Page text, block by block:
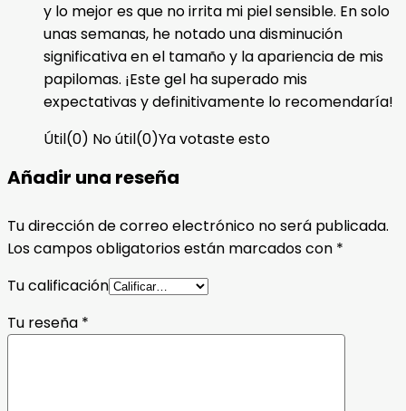
y lo mejor es que no irrita mi piel sensible. En solo
unas semanas, he notado una disminución
significativa en el tamaño y la apariencia de mis
papilomas. ¡Este gel ha superado mis
expectativas y definitivamente lo recomendaría!
Útil(0) No útil(0)Ya votaste esto
Añadir una reseña
Tu dirección de correo electrónico no será publicada.
Los campos obligatorios están marcados con *
Tu calificación
Tu reseña *